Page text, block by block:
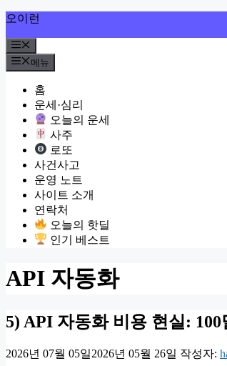
컨
츠
로
오이런
뉴
메뉴
홈
운세·심리
오늘의 운세
사주
로또
사건사고
운영 노트
사이트 소개
연락처
오늘의 핫딜
인기 베스트
API 자동화
5) API 자동화 비용 현실:
2026년 07월 05일2026년 05월 26일 작성자: